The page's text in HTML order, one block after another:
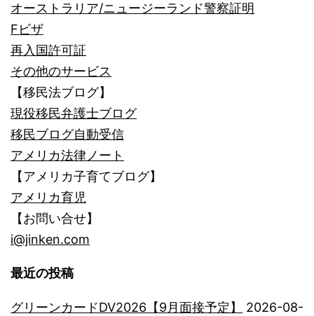
オーストラリア/ニュージーランド警察証明
Fビザ
再入国許可証
その他のサービス
【移民法ブログ】
現役移民弁護士ブログ
移民ブログ自動受信
アメリカ法律ノート
【アメリカ子育てブログ】
アメリカ育児
【お問い合せ】
i@jinken.com
最近の投稿
グリーンカードDV2026【9月面接予定】
2026-08-